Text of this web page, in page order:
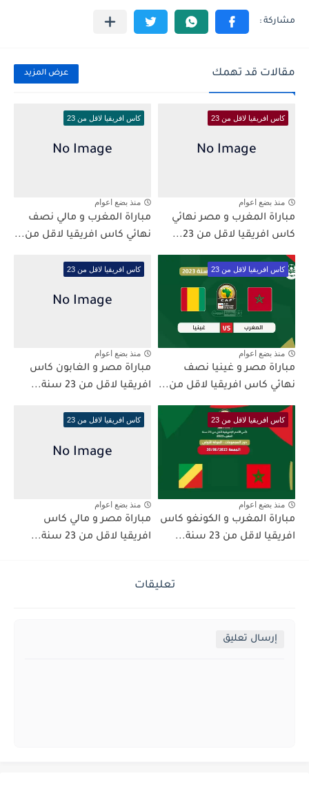
مقالات قد تهمك عرض المزيد
كاس افريقيا لاقل من 23
منذ بضع اعوام
مباراة المغرب و مصر نهائي
كاس افريقيا لاقل من 23...
كاس افريقيا لاقل من 23
منذ بضع اعوام
مباراة المغرب و مالي نصف
نهائي كاس افريقيا لاقل من...
كاس افريقيا لاقل من 23
منذ بضع اعوام
مباراة مصر و غينيا نصف
نهائي كاس افريقيا لاقل من...
كاس افريقيا لاقل من 23
منذ بضع اعوام
مباراة مصر و الغابون كاس
افريقيا لاقل من 23 سنة...
كاس افريقيا لاقل من 23
منذ بضع اعوام
مباراة المغرب و الكونغو كاس
افريقيا لاقل من 23 سنة...
كاس افريقيا لاقل من 23
منذ بضع اعوام
مباراة مصر و مالي كاس
افريقيا لاقل من 23 سنة...
تعليقات
إرسال تعليق